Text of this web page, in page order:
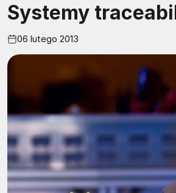
Systemy
06 lutego 2013